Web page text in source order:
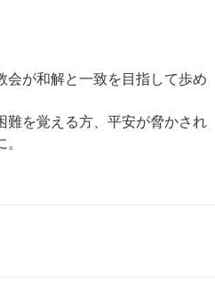
会が和解と一致を目指して歩め
を覚える方、 平安が脅かされ